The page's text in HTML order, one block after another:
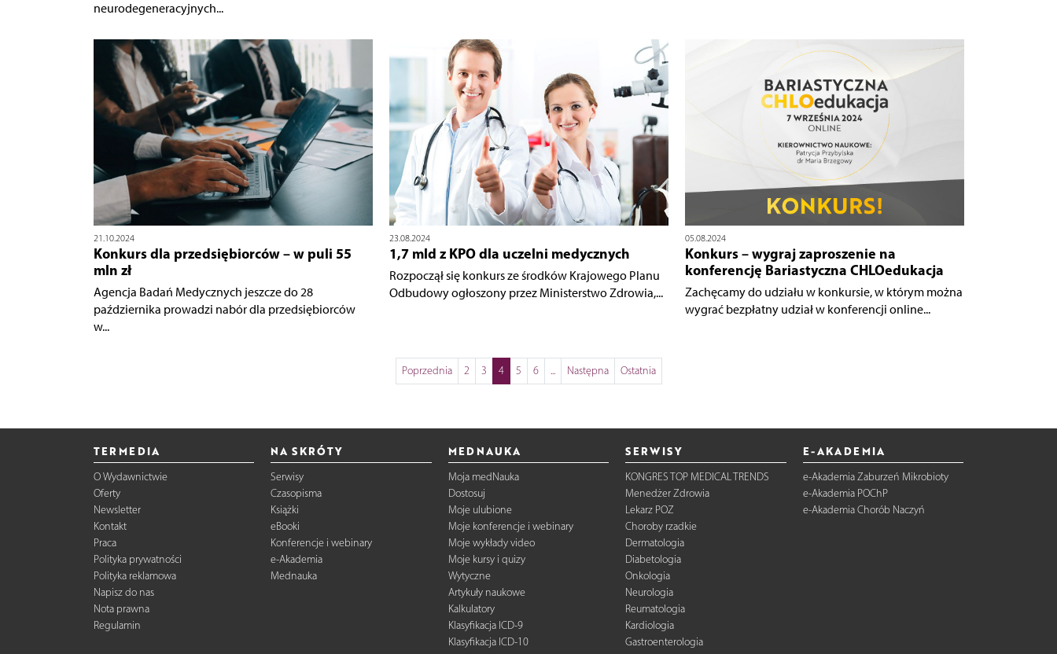
neurodegeneracyjnych...
21.10.2024
Konkurs dla przedsiębiorców – w puli 55
mln zł
Agencja Badań Medycznych jeszcze do 28
października prowadzi nabór dla przedsiębiorców
w...
23.08.2024
1,7 mld z KPO dla uczelni medycznych
Rozpoczął się konkurs ze środków Krajowego Planu
Odbudowy ogłoszony przez Ministerstwo Zdrowia,...
05.08.2024
Konkurs – wygraj zaproszenie na
konferencję Bariastyczna CHLOedukacja
Zachęcamy do udziału w konkursie, w którym można
wygrać bezpłatny udział w konferencji online...
Poprzednia 2 3 4 5 6 ... Następna Ostatnia
TERMEDIA
O Wydawnictwie
Oferty
Newsletter
Kontakt
Praca
Polityka prywatności
Polityka reklamowa
Napisz do nas
Nota prawna
Regulamin
NA SKRÓTY
Serwisy
Czasopisma
Książki
eBooki
Konferencje i webinary
e-Akademia
Mednauka
MEDNAUKA
Moja medNauka
Dostosuj
Moje ulubione
Moje konferencje i webinary
Moje wykłady video
Moje kursy i quizy
Wytyczne
Artykuły naukowe
Kalkulatory
Klasyfikacja ICD-9
Klasyfikacja ICD-10
SERWISY
KONGRES TOP MEDICAL TRENDS
Menedżer Zdrowia
Lekarz POZ
Choroby rzadkie
Dermatologia
Diabetologia
Onkologia
Neurologia
Reumatologia
Kardiologia
Gastroenterologia
E-AKADEMIA
e-Akademia Zaburzeń Mikrobioty
e-Akademia POChP
e-Akademia Chorób Naczyń